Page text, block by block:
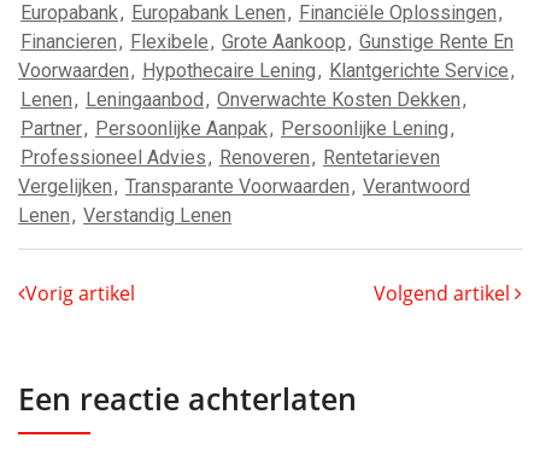
Europabank, Europabank Lenen, Financiële Oplossingen,
Financieren, Flexibele, Grote Aankoop, Gunstige Rente En
Voorwaarden, Hypothecaire Lening, Klantgerichte Service,
Lenen, Leningaanbod, Onverwachte Kosten Dekken,
Partner, Persoonlijke Aanpak, Persoonlijke Lening,
Professioneel Advies, Renoveren, Rentetarieven
Vergelijken, Transparante Voorwaarden, Verantwoord
Lenen, Verstandig Lenen
Vorig artikel Volgend artikel
Een reactie achterlaten